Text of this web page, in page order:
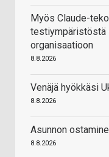
Myös Claude-
testiympäristöstä
organisaatioon
8.8.2026
Venäjä hyökkäsi
8.8.2026
Asunnon
8.8.2026